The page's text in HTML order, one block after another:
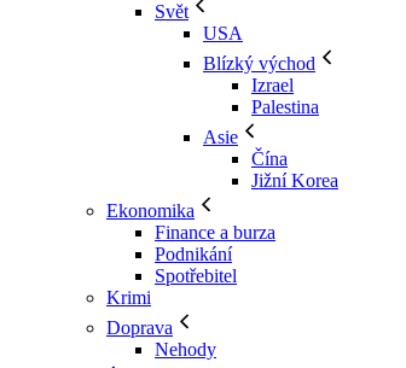
Svět
USA
Blízký východ
Izrael
Palestina
Asie
Čína
Jižní Korea
Ekonomika
Finance a burza
Podnikání
Spotřebitel
Krimi
Doprava
Nehody